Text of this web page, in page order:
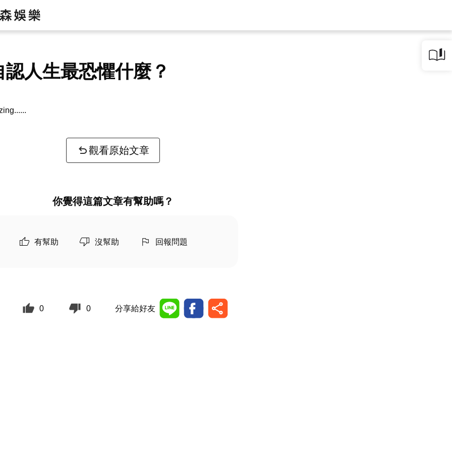
認人生最恐懼什麼？
觀看原始文章
你覺得這篇文章有幫助嗎？
有幫助 沒幫助 回報問題
0 0 分享給好友